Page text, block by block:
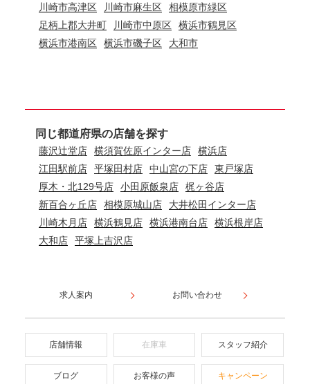
川崎市高津区
川崎市麻生区
相模原市緑区
足柄上郡大井町
川崎市中原区
横浜市鶴見区
横浜市港南区
横浜市磯子区 大和市
同じ都道府県の店舗を探す
藤沢辻堂店 横須賀佐原インター店
横浜店
江田駅前店
平塚田村店 中山宮の下店
東戸塚店
厚木・北129号店
小田原飯泉店
梶ヶ谷店
新百合ヶ丘店
相模原城山店
大井松田インター店
川崎木月店
横浜鶴見店 横浜港南台店
横浜根岸店
大和店
平塚上吉沢店
求人案内 お問い合わせ
店舗情報 在庫車 スタッフ紹介
ブログ お客様の声 キャンペーン